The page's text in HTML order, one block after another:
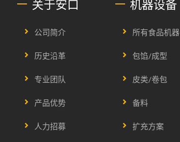
关于安口
公司简介
历史沿革
专业团队
产品优势
人力招募
机器设备
所有食品机器
包馅/成型
皮类/卷包
备料
扩充方案